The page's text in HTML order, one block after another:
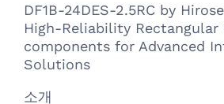
DF1B-24DES-2.5RC by
High-Reliability Rectangular
components for Advanced
Solutions
소개